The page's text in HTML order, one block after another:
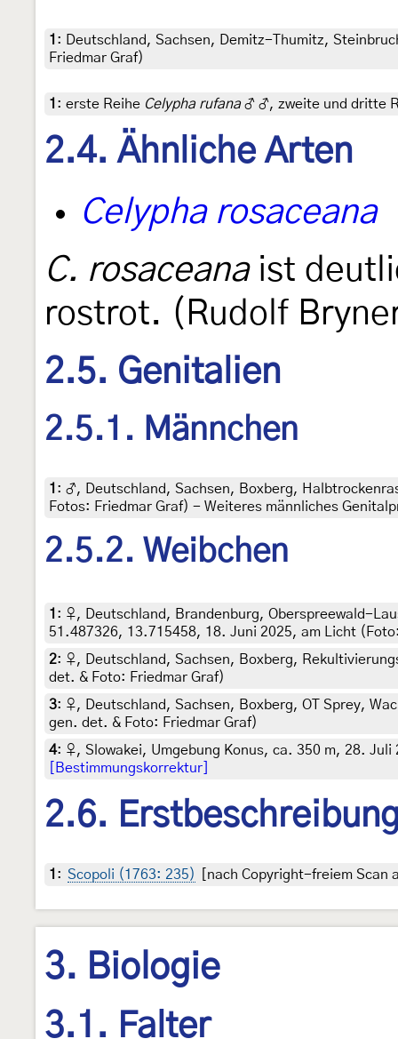
1 : Deutschland, Sachsen, Demitz-Thumitz,
Friedmar Graf)
1 : erste Reihe Celypha rufana♂ ♂, zweite und dritte
2.4. Ähnliche Arten
Celypha rosaceana
C. rosaceanaist
rostrot. (Rudolf
2.5. Genitalien
2.5.1. Männchen
1 : ♂, Deutschland, Sachsen, Boxberg,
Fotos: Friedmar Graf) - Weiteres männliches
2.5.2. Weibchen
1 : ♀, Deutschland, Brandenburg, Oberspreewald-
51.487326, 13.715458, 18. Juni 2025, am Licht
2: ♀, Deutschland, Sachsen, Boxberg,
det. & Foto: Friedmar Graf)
3: ♀, Deutschland, Sachsen, Boxberg, OT Sprey,
gen. det. & Foto: Friedmar Graf)
4: ♀, Slowakei, Umgebung Konus, ca. 350 m, 28.
[Bestimmungskorrektur]
2.6.
1 : Scopoli (1763: 235) [nach Copyright-freiem Scan
3. Biologie
3.1. Falter